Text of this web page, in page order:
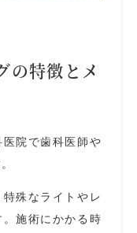
の特徴とメ
院で歯科医師や
殊なライトやレ
施術にかかる時